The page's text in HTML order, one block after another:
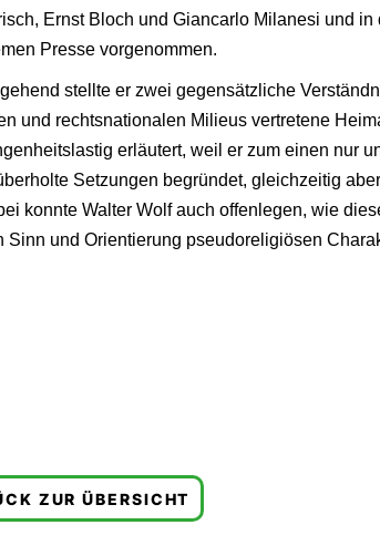
Ernst Bloch und Giancarlo Milanesi und
Presse vorgenommen.
stellte er zwei gegensätzliche
und rechtsnationalen Milieus vertretene
erläutert, weil er zum einen nur
Setzungen begründet, gleichzeitig
konnte Walter Wolf auch offenlegen, wie
Sinn und Orientierung pseudoreligiösen
ZUR ÜBERSICHT